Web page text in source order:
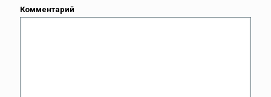
Комментарий